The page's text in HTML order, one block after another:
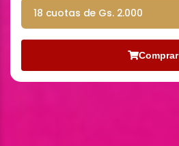
18 cuotas de Gs. 2.000
Comprar